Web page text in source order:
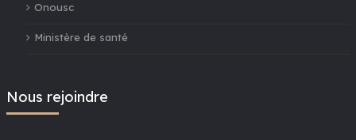
Onousc
Ministère de santé
Nous rejoindre